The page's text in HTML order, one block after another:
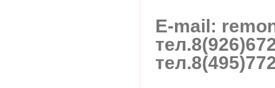
E-mail:
тел.
тел.